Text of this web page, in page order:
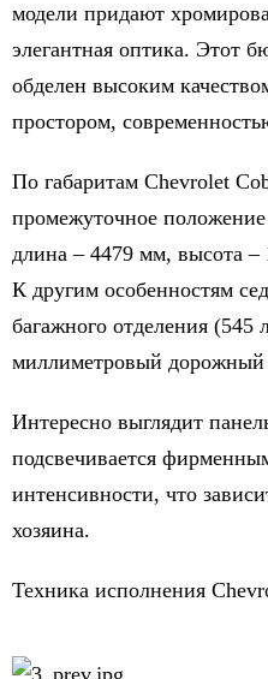
модели придают
элегантная оптика. Этот
обделен высоким
простором,
По габаритам Chevrolet
промежуточное
длина – 4479 мм, высота
К другим особенностям
багажного отделения (545
миллиметровый дорожный
Интересно выглядит
подсвечивается
интенсивности, что
хозяина.
Техника исполнения